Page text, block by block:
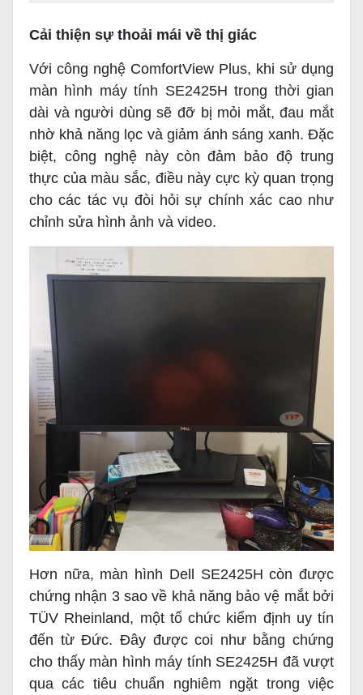
Cải thiện sự thoải mái về thị giác
Với công nghệ ComfortView Plus, khi sử dụng
màn hình máy tính SE2425H trong thời gian
dài và người dùng sẽ đỡ bị mỏi mắt, đau mắt
nhờ khả năng lọc và giảm ánh sáng xanh. Đặc
biệt, công nghệ này còn đảm bảo độ trung
thực của màu sắc, điều này cực kỳ quan trọng
cho các tác vụ đòi hỏi sự chính xác cao như
chỉnh sửa hình ảnh và video.
Hơn nữa, màn hình Dell SE2425H còn được
chứng nhận 3 sao về khả năng bảo vệ mắt bởi
TÜV Rheinland, một tổ chức kiểm định uy tín
đến từ Đức. Đây được coi như bằng chứng
cho thấy màn hình máy tính SE2425H đã vượt
qua các tiêu chuẩn nghiêm ngặt trong việc